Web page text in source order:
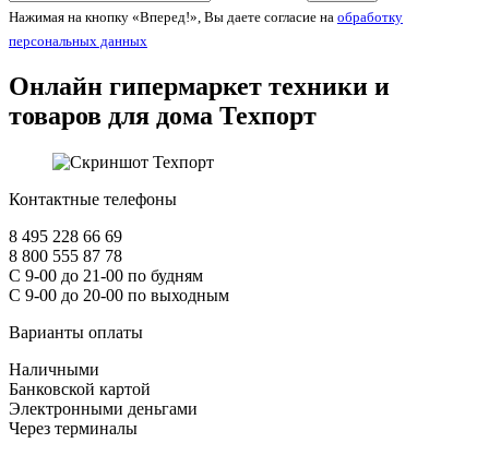
Нажимая на кнопку «Вперед!», Вы даете согласие на обработку
персональных данных
Онлайн гипермаркет техники и
товаров для дома Техпорт
Контактные телефоны
8 495 228 66 69
8 800 555 87 78
С 9-00 до 21-00 по будням
С 9-00 до 20-00 по выходным
Варианты оплаты
Наличными
Банковской картой
Электронными деньгами
Через терминалы